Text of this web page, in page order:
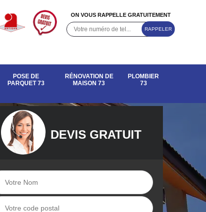
ON VOUS RAPPELLE GRATUITEMENT
POSE DE
PARQUET 73
RÉNOVATION DE
MAISON 73
PLOMBIER
73
Rénovation de
maison 73
DEVIS GRATUIT